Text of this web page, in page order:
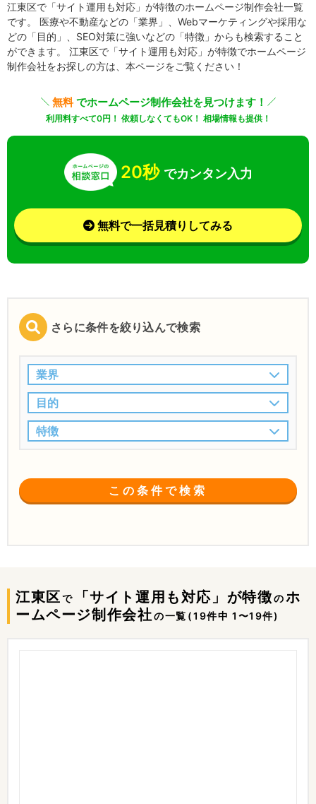
江東区で「サイト運用も対応」が特徴のホームページ制作会社一覧
です。 医療や不動産などの「業界」、Webマーケティングや採用な
どの「目的」、SEO対策に強いなどの「特徴」からも検索すること
ができます。 江東区で「サイト運用も対応」が特徴でホームページ
制作会社をお探しの方は、本ページをご覧ください！
無料でホームページ制作会社を見つけます！
利用料すべて0円！ 依頼しなくてもOK！ 相場情報も提供！
20秒 でカンタン入力
無料で一括見積りしてみる
さらに条件を絞り込んで検索
業界
目的
特徴
この条件で検索
江東区 で 「サイト運用も対応」が特徴のホ
ームページ制作会社の一覧 (19件中 1〜19件)